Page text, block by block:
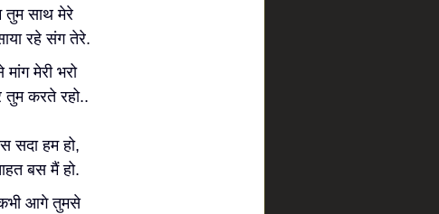
तुम साथ मेरे
रहे संग तेरे.
मेरी भरो
तुम करते रहो..
सदा हम हो,
बस मैं हो.
आगे तुमसे